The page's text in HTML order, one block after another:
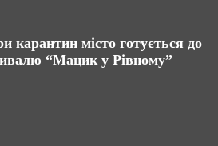
карантин місто готується до
“Мацик у Рівному”